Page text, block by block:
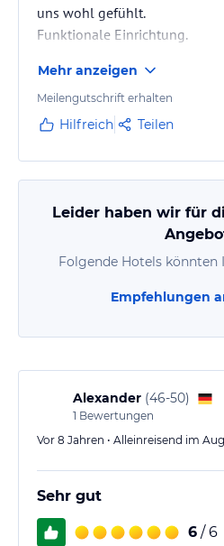
uns wohl gefühlt.
Funktionale Einrichtung.
Mehr anzeigen
Meilengutschrift erhalten
Hilfreich Teilen
Leider haben wir für
Folgende Hotels könnten
Empfehlungen
Alexander (46-50)
1 Bewertungen
Vor 8 Jahren • Alleinreisend im
Sehr gut
6 / 6